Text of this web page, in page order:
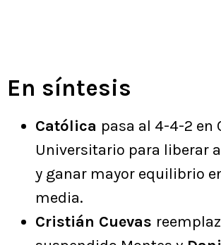
En síntesis
Católica pasa al 4-4-2 en
Universitario para liberar
y ganar mayor equilibrio
media.
Cristián Cuevas